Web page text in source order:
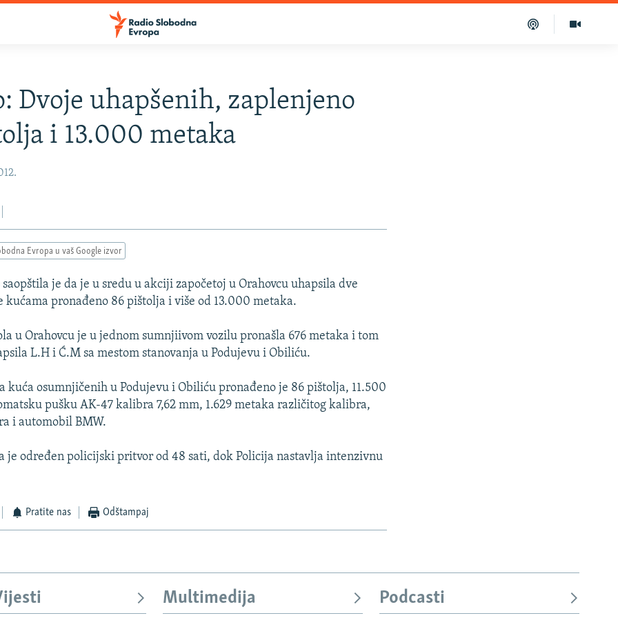
Dvoje uhapšenih, zaplenjeno
i 13.000 metaka
Evropa u vaš Google izvor
saopštila je da je u sredu u akciji započetoj u Orahovcu uhapsila dve
kućama pronađeno 86 pištolja i više od 13.000 metaka.
u Orahovcu je u jednom sumnjiivom vozilu pronašla 676 metaka i tom
L.H i Ć.M sa mestom stanovanja u Podujevu i Obiliću.
kuća osumnjičenih u Podujevu i Obiliću pronađeno je 86 pištolja, 11.500
pušku AK-47 kalibra 7,62 mm, 1.629 metaka različitog kalibra,
i automobil BMW.
je određen policijski pritvor od 48 sati, dok Policija nastavlja intenzivnu
Pratite nas Odštampaj
Multimedija Podcasti